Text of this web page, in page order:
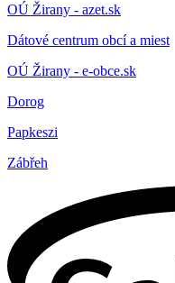
OÚ Žirany - azet.sk
Dátové centrum obcí a miest
OÚ Žirany - e-obce.sk
Dorog
Papkeszi
Zábřeh